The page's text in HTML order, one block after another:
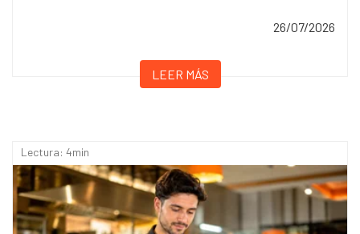
26/07/2026
LEER MÁS
Lectura: 4min